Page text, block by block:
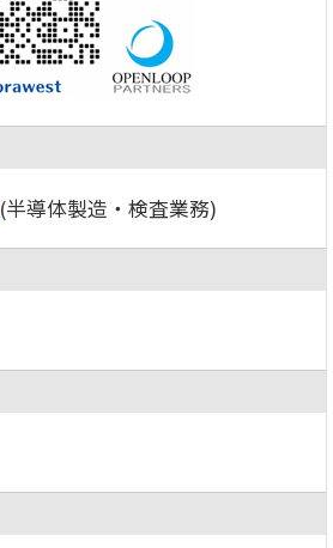
(半導体製造・検査業務)